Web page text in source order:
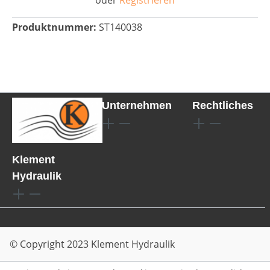
Produktnummer: ST140038
Klement
Hydraulik
Unternehmen Rechtliches
© Copyright 2023 Klement Hydraulik